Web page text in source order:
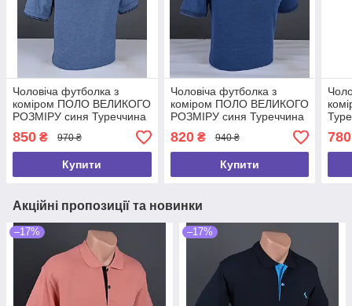
Чоловіча футболка з
коміром ПОЛО ВЕЛИКОГО
РОЗМІРУ синя Туреччина
850 ₴ 970 ₴
Купити
Чоловіча футболка з
коміром ПОЛО ВЕЛИКОГО
РОЗМІРУ синя Туреччина
820₴ 940 ₴
Купити
780
Акційні пропозиції та новинки
–17% –17%